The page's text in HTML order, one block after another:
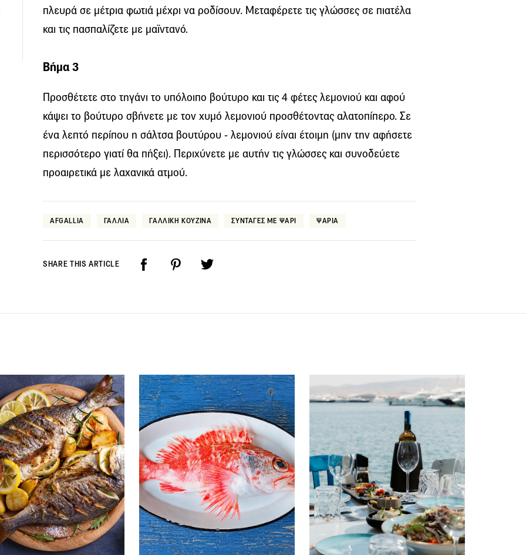
πλευρά σε μέτρια φωτιά μέχρι να ροδίσουν. Μεταφέρετε τις γλώσσες σε πιατέλα
και τις πασπαλίζετε με μαϊντανό.
Βήμα 3
Προσθέτετε στο τηγάνι το υπόλοιπο βούτυρο και τις 4 φέτες λεμονιού και αφού
κάψει το βούτυρο σβήνετε με τον χυμό λεμονιού προσθέτοντας αλατοπίπερο. Σε
ένα λεπτό περίπου η σάλτσα βουτύρου - λεμονιού είναι έτοιμη (μην την αφήσετε
περισσότερο γιατί θα πήξει). Περιχύνετε με αυτήν τις γλώσσες και συνοδεύετε
προαιρετικά με λαχανικά ατμού.
AFGALLIA ΓΑΛΛΙΑ ΓΑΛΛΙΚΗ ΚΟΥΖΙΝΑ ΣΥΝΤΑΓΕΣ ΜΕ ΨΑΡΙ ΨΑΡΙΑ
SHARE THIS ARTICLE